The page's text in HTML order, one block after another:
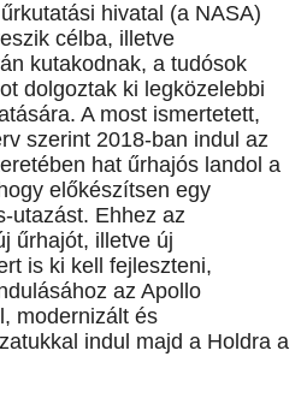
hivatal (a NASA)
célba, illetve
kutakodnak, a tudósok
dolgoztak ki legközelebbi
A most ismertetett,
szerint 2018-ban indul az
hat űrhajós landol a
előkészítsen egy
utazást. Ehhez az
űrhajót, illetve új
is ki kell fejleszteni,
az Apollo
modernizált és
indul majd a Holdra a